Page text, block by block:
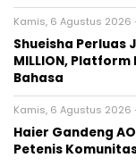
Kamis, 6 Agustus 2026
Shueisha Perluas
MILLION,
Bahasa
Kamis, 6 Agustus 2026 -
Haier Gandeng
Petenis